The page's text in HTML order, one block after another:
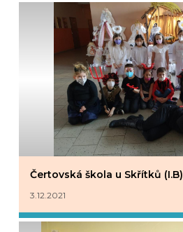
Čertovská škola u Skřítků (I.B)
3.12.2021